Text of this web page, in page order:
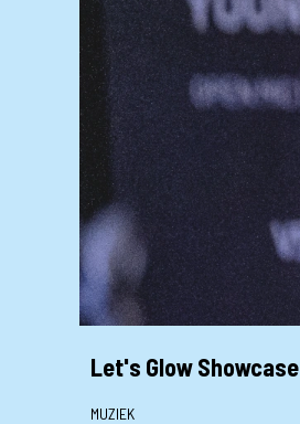
Let's Glow Showcase
MUZIEK